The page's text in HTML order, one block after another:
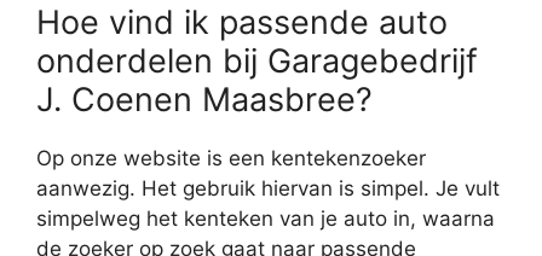
Hoe vind ik passende auto
onderdelen bij Garagebedrijf
J. Coenen Maasbree?
Op onze website is een kentekenzoeker
aanwezig. Het gebruik hiervan is simpel. Je vult
simpelweg het kenteken van je auto in, waarna
de zoeker op zoek gaat naar passende